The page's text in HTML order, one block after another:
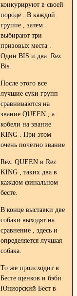
конкурируют в своей
породе . В каждой
группе , затем
выбирают три
призовых места .
Один BIS и два Rez.
Bis.
После этого все
лучшие суки групп
сравниваются на
звание QUEEN , а
кобели на звание
KING . При этом
очень почётно звание
Rez. QUEEN и Rez.
KING , таких два в
каждом финальном
бесте.
В конце выставки две
собаки выходят на
сравнение , здесь и
определяется лучшая
собака.
То же происходит в
Бесте щенков и бэби.
Юниорский Бест в